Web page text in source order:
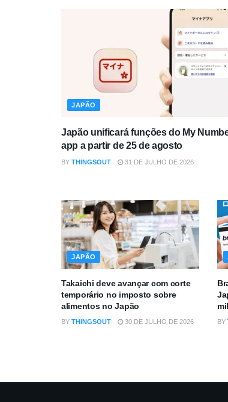
JAPÃO
Japão unificará funções do My
app a partir de 25 de agosto
BY THINGSOUT 31 DE JULHO DE 2026
JAPÃO
Takaichi deve avançar com corte
temporário no imposto sobre
alimentos no Japão
BY THINGSOUT 30 DE JULHO DE 2026 BY